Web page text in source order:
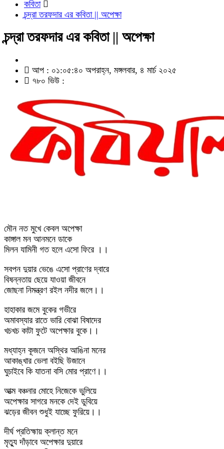
কবিতা
চন্দ্রা তরফদার এর কবিতা || অপেক্ষা
চন্দ্রা তরফদার এর কবিতা || অপেক্ষা
আপ : ০১:০৫:৪০ অপরাহ্ন, মঙ্গলবার, ৪ মার্চ ২০২৫
৭৮০ ভিউ :
মৌন নত মুখে কেবল অপেক্ষা
কাঙ্গাল মন আনমনে ডাকে
মিলন যামিনী গত হলে এসো ফিরে ।।
সবপন দুয়ার ভেঙে এসো প্রাণের দ্বারে
বিষন্নতায় ছেয়ে যাওয়া জীবনে
জোছনা নিমন্ত্রণ রইল নদীর জলে।।
হাহাকার জমে বুকের গভীরে
অমাবস্যার রাতে ভারি বোঝা বিষাদের
খচখচ কাটা ফুটে অপেক্ষার বুকে।।
মধ্যাহ্ন কূজনে অস্থির আঙিনা মনের
আকাঙ্খার ভেলা বইছি উজানে
ঘুচাইবে কি যাতনা বসি মোর প্রাণে।।
আত্ম বঞ্চনার মোহে নিজেকে ভুলিয়ে
অপেক্ষার সাগরে মনকে দেই ডুবিয়ে
ঝড়ের জীবন শুধুই যাচ্ছে ফুরিয়ে।।
দীর্ঘ প্রতিহ্মায় ক্লান্ত মনে
মৃত্যু দাঁড়াবে অপেক্ষার দুয়ারে